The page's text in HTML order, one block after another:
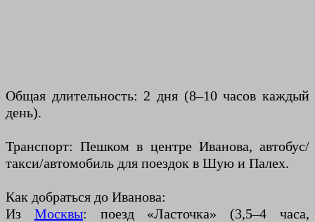
Общая длительность: 2 дня (8–10 часов каждый
день).
Транспорт: Пешком в центре Иванова, автобус/
такси/автомобиль для поездок в Шую и Палех.
Как добраться до Иванова:
Из Москвы: поезд «Ласточка» (3,5–4 часа,